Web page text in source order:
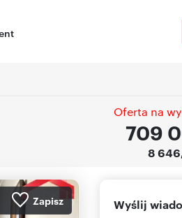
Oferta na
709
8
Zapisz Wyślij